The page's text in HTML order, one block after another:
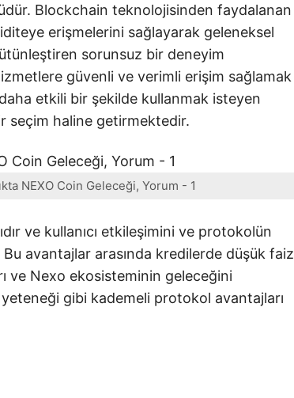
Blockchain teknolojisinden faydalanan
erişmelerini sağlayarak geleneksel
sorunsuz bir deneyim
güvenli ve verimli erişim sağlamak
daha etkili bir şekilde kullanmak isteyen
seçim haline getirmektedir.
NEXO Coin Geleceği, Yorum - 1
ve kullanıcı etkileşimini ve protokolün
avantajlar arasında kredilerde düşük faiz
ve Nexo ekosisteminin geleceğini
gibi kademeli protokol avantajları